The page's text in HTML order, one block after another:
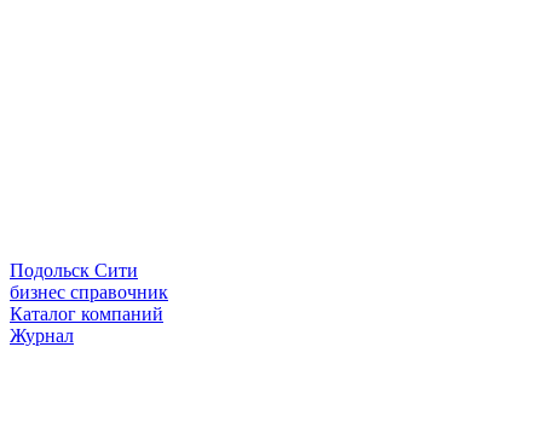
Подольск Сити
бизнес справочник
Каталог компаний
Журнал